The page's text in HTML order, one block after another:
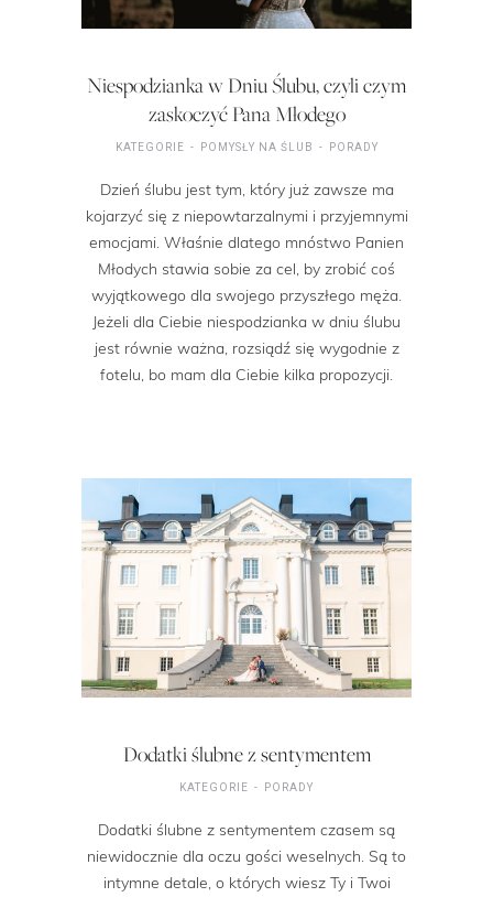
Niespodzianka w Dniu Ślubu, czyli czym
zaskoczyć Pana Młodego
KATEGORIE POMYSŁY NA ŚLUB PORADY
Dzień ślubu jest tym, który już zawsze ma
kojarzyć się z niepowtarzalnymi i przyjemnymi
emocjami. Właśnie dlatego mnóstwo Panien
Młodych stawia sobie za cel, by zrobić coś
wyjątkowego dla swojego przyszłego męża.
Jeżeli dla Ciebie niespodzianka w dniu ślubu
jest równie ważna, rozsiądź się wygodnie z
fotelu, bo mam dla Ciebie kilka propozycji.
Dodatki ślubne z sentymentem
KATEGORIE PORADY
Dodatki ślubne z sentymentem czasem są
niewidocznie dla oczu gości weselnych. Są to
intymne detale, o których wiesz Ty i Twoi